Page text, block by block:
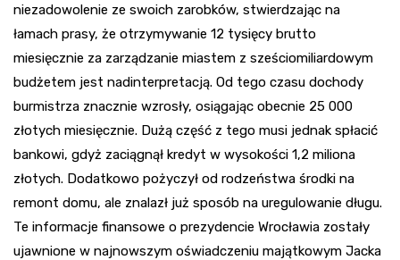
niezadowolenie ze swoich zarobków, stwierdzając na
łamach prasy, że otrzymywanie 12 tysięcy brutto
miesięcznie za zarządzanie miastem z sześciomiliardowym
budżetem jest nadinterpretacją. Od tego czasu dochody
burmistrza znacznie wzrosły, osiągając obecnie 25 000
złotych miesięcznie. Dużą część z tego musi jednak spłacić
bankowi, gdyż zaciągnął kredyt w wysokości 1,2 miliona
złotych. Dodatkowo pożyczył od rodzeństwa środki na
remont domu, ale znalazł już sposób na uregulowanie długu.
Te informacje finansowe o prezydencie Wrocławia zostały
ujawnione w najnowszym oświadczeniu majątkowym Jacka